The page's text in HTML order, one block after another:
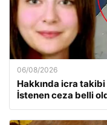
06/08/2026
Hakkında icra
İstenen ceza belli